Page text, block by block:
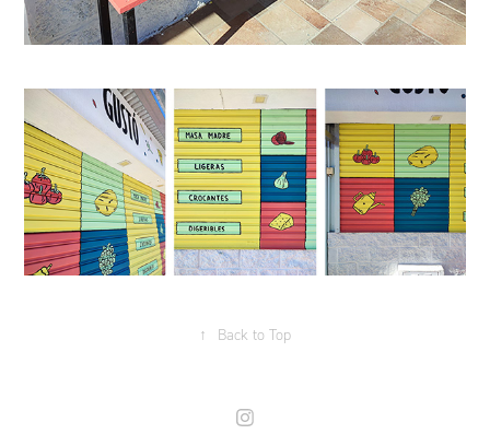
↑ Back to Top